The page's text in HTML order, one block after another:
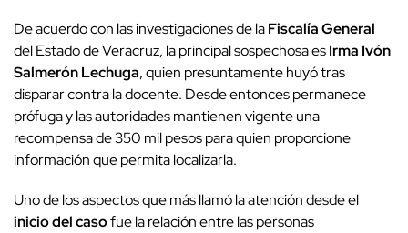
De acuerdo con las investigaciones de laFiscalía General
del Estado de Veracruz, la principal sospechosa esIrma Ivón
Salmerón Lechuga, quien presuntamente huyó tras
disparar contra la docente. Desde entonces permanece
prófuga y las autoridades mantienen vigente una
recompensa de 350 mil pesos para quien proporcione
información que permita localizarla.
Uno de los aspectos que más llamó la atención desde el
inicio del casofue la relación entre las personas